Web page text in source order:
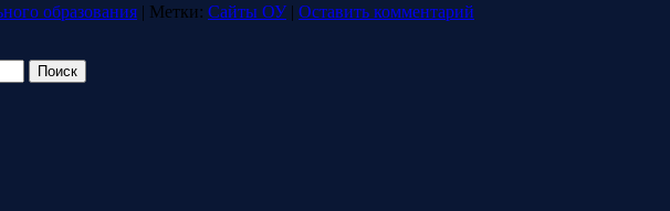
образования | Метки: Сайты ОУ | Оставить комментарий